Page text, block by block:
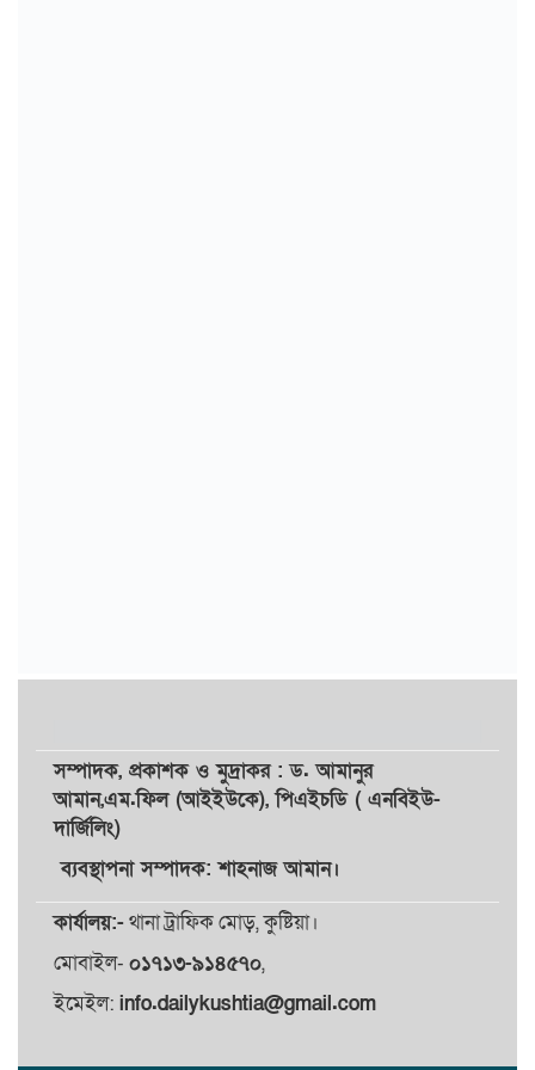
সম্পাদক, প্রকাশকওমুদ্রাকর: ড. আমানুর
আমান,এম.ফিল (আইইউকে), পিএইচডি ( এনবিইউ-
দার্জিলিং)
ব্যবস্থাপনা সম্পাদক: শাহনাজ আমান।
কার্যালয়:-থানা ট্রাফিক মোড়, কুষ্টিয়া।
মোবাইল- ০১৭১৩-৯১৪৫৭০,
ইমেইল: info.dailykushtia@gmail.com